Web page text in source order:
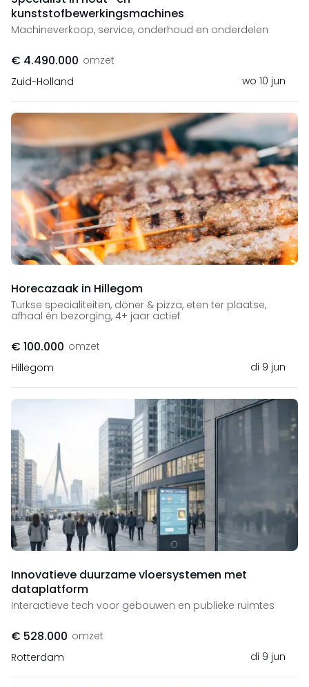
kunststofbewerkingsmachines
Machineverkoop, service, onderhoud en onderdelen
€ 4.490.000 omzet
Zuid-Holland
wo 10 jun
Horecazaak in Hillegom
Turkse specialiteiten, döner & pizza, eten ter plaatse,
afhaal én bezorging, 4+ jaar actief
€ 100.000 omzet
Hillegom
di 9 jun
Innovatieve duurzame vloersystemen met
dataplatform
Interactieve tech voor gebouwen en publieke ruimtes
€ 528.000 omzet
Rotterdam
di 9 jun